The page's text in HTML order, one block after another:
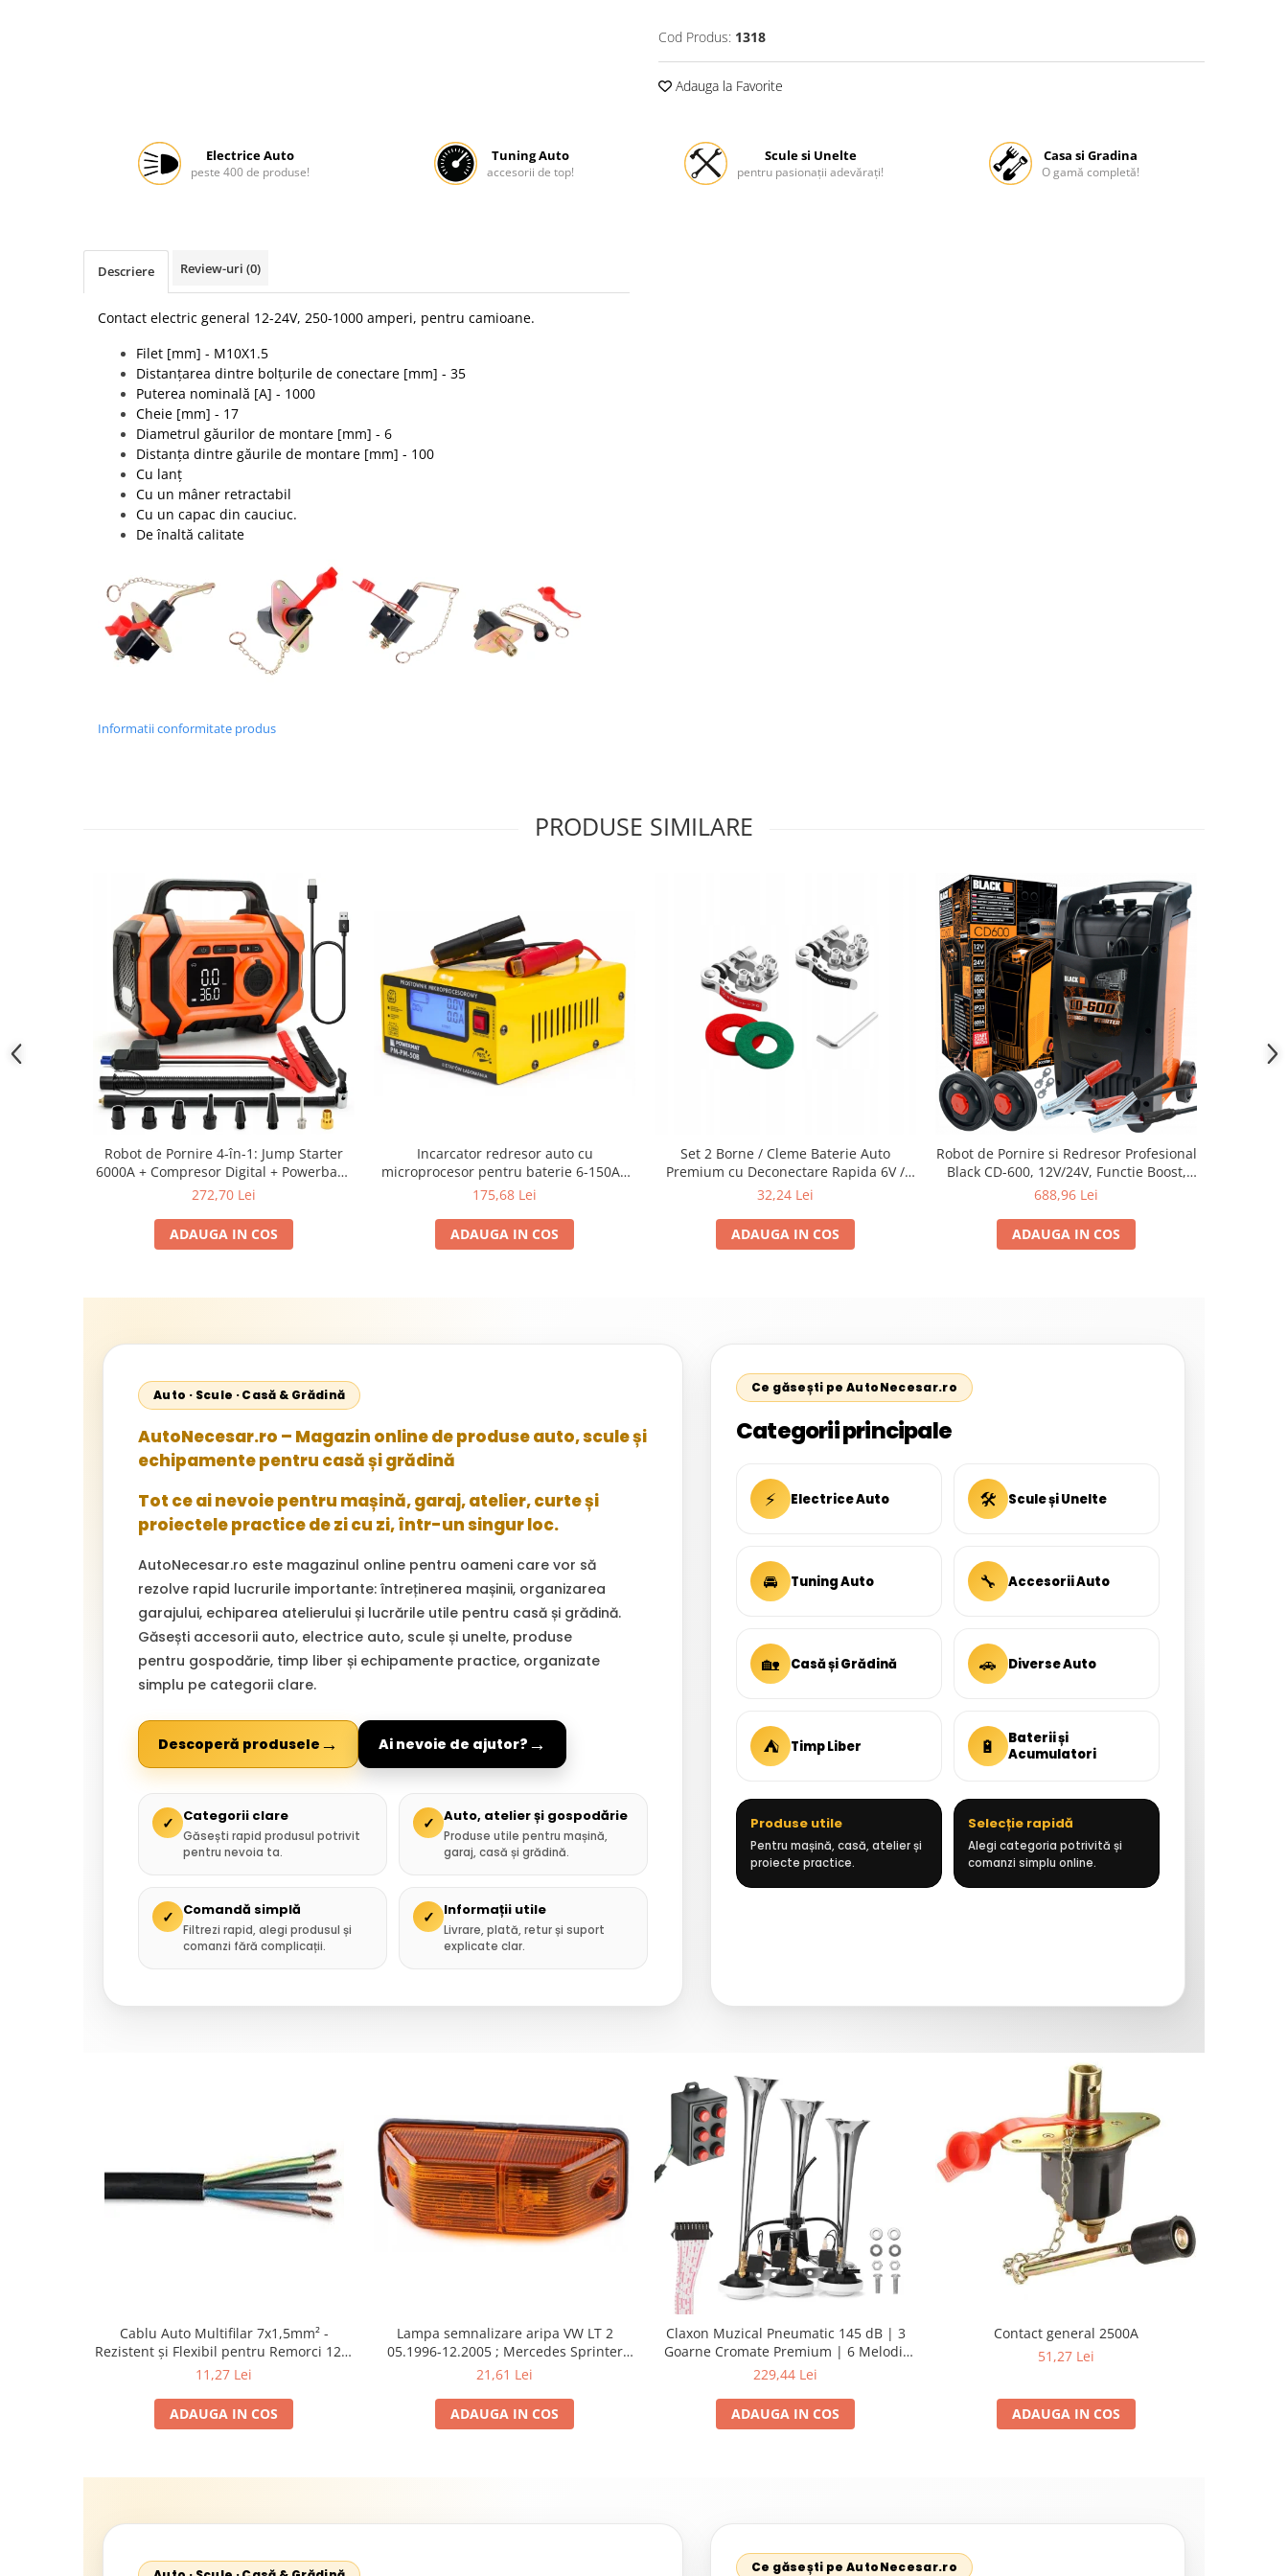
Cod Produs: 1318
Adauga la Favorite
Electrice Auto
peste 400 de produse!
Tuning Auto
accesorii de top!
Scule si Unelte
pentru pasionații adevărați!
Casa si Gradina
O gamă completă!
Descriere Review-uri (0)
Contact electric general 12-24V, 250-1000 amperi, pentru camioane.
Filet [mm] - M10X1.5
Distanțarea dintre bolțurile de conectare [mm] - 35
Puterea nominală [A] - 1000
Cheie [mm] - 17
Diametrul găurilor de montare [mm] - 6
Distanța dintre găurile de montare [mm] - 100
Cu lanț
Cu un mâner retractabil
Cu un capac din cauciuc.
De înaltă calitate
Informatii conformitate produs
PRODUSE SIMILARE
Robot de Pornire 4-în-1: Jump Starter
6000A + Compresor Digital + Powerbank
+ Lanternă LED SN6014
272,70 Lei
ADAUGA IN COS
Incarcator redresor auto cu
microprocesor pentru baterie 6-150Ah
12-24V
175,68 Lei
ADAUGA IN COS
Set 2 Borne / Cleme Baterie Auto
Premium cu Deconectare Rapida 6V /
12V / 24V (Pozitiv + Negativ) cu
32,24 Lei
ADAUGA IN COS
Robot de Pornire si Redresor Profesional
Black CD-600, 12V/24V, Functie Boost,
pentru Baterii 20-700Ah
688,96 Lei
ADAUGA IN COS
Auto · Scule · Casă & Grădină
AutoNecesar.ro – Magazin online de produse auto, scule și
echipamente pentru casă și grădină
Tot ce ai nevoie pentru mașină, garaj, atelier, curte și
proiectele practice de zi cu zi, într-un singur loc.
AutoNecesar.ro este magazinul online pentru oameni care vor să
rezolve rapid lucrurile importante: întreținerea mașinii, organizarea
garajului, echiparea atelierului și lucrările utile pentru casă și grădină.
Găsești accesorii auto, electrice auto, scule și unelte, produse
pentru gospodărie, timp liber și echipamente practice, organizate
simplu pe categorii clare.
Descoperă produsele → Ai nevoie de ajutor? →
✓ Categorii clare
Găsești rapid produsul potrivit
pentru nevoia ta.
✓ Auto, atelier și gospodărie
Produse utile pentru mașină,
garaj, casă și grădină.
✓ Comandă simplă
Filtrezi rapid, alegi produsul și
comanzi fără complicații.
✓ Informații utile
Livrare, plată, retur și suport
explicate clar.
Ce găsești pe AutoNecesar.ro
Categorii principale
⚡ Electrice Auto 🛠 Scule și Unelte
🚘 Tuning Auto 🔧 Accesorii Auto
🏡 Casă și Grădină 🚗 Diverse Auto
⛺ Timp Liber 🔋
Baterii și
Acumulatori
Produse utile
Pentru mașină, casă, atelier și
proiecte practice.
Selecție rapidă
Alegi categoria potrivită și
comanzi simplu online.
Cablu Auto Multifilar 7x1,5mm² -
Rezistent și Flexibil pentru Remorci 12V-
24V
11,27 Lei
ADAUGA IN COS
Lampa semnalizare aripa VW LT 2
05.1996-12.2005 ; Mercedes Sprinter
1995-2002, 512D-814 DA; Actros 1996-
Starliner,Centroliner, Cityliner;
21,61 Lei
ADAUGA IN COS
Claxon Muzical Pneumatic 145 dB | 3
Goarne Cromate Premium | 6 Melodii
Selectabile
229,44 Lei
ADAUGA IN COS
Contact general 2500A
51,27 Lei
ADAUGA IN COS
Ce găsești pe AutoNecesar.ro